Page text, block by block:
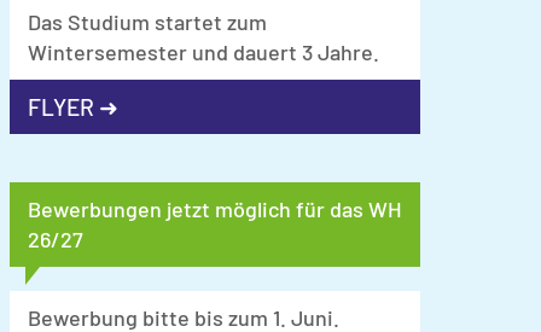
Das Studium startet zum
Wintersemester und dauert 3 Jahre.
FLYER ➜
Bewerbungen jetzt möglich für das WH
26/27
Bewerbung bitte bis zum 1. Juni.